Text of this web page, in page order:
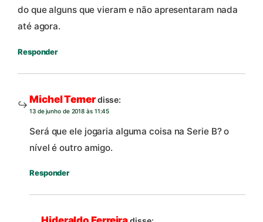
do que alguns que vieram e não apresentaram nada
até agora.
Responder
Michel Temerdisse:
13 de junho de 2018 às 11:45
Será que ele jogaria alguma coisa na Serie B? o
nível é outro amigo.
Responder